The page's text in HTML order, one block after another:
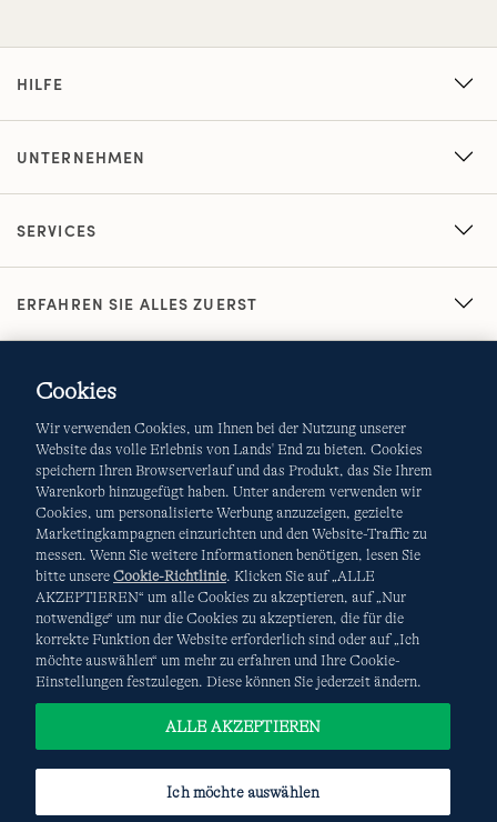
HILFE
UNTERNEHMEN
SERVICES
ERFAHREN SIE ALLES ZUERST
AGB Datenschutz & Sicherheit
Cookies-Ich möchte auswählen Site Map
Internationale Websites
Diese Website ist durch reCAPTCHA geschützt. Es gelten die
DatenschutzerklärungundNutzungsbedingungen
Google.
Cookies
Wir verwenden Cookies, um Ihnen bei der Nutzung unserer
Website das volle Erlebnis von Lands' End zu bieten. Cookies
speichern Ihren Browserverlauf und das Produkt, das Sie Ihrem
Warenkorb hinzugefügt haben. Unter anderem verwenden wir
Cookies, um personalisierte Werbung anzuzeigen, gezielte
Marketingkampagnen einzurichten und den Website-Traffic zu
messen. Wenn Sie weitere Informationen benötigen, lesen Sie
bitte unsere Cookie-Richtlinie. Klicken Sie auf „ALLE
AKZEPTIEREN“ um alle Cookies zu akzeptieren, auf „Nur
notwendige“ um nur die Cookies zu akzeptieren, die für die
korrekte Funktion der Website erforderlich sind oder auf „Ich
möchte auswählen“ um mehr zu erfahren und Ihre Cookie-
Einstellungen festzulegen. Diese können Sie jederzeit ändern.
Ich möchte auswählen
ALLE AKZEPTIEREN